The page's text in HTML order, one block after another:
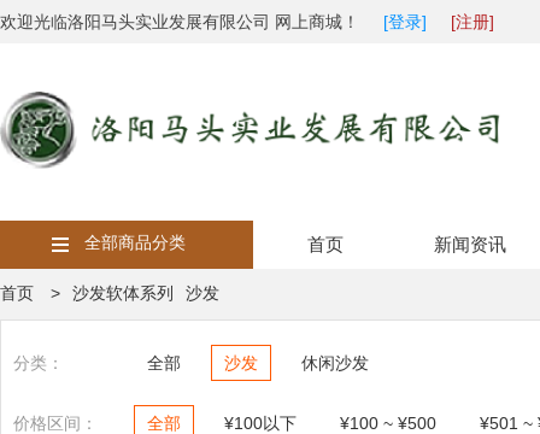
欢迎光临洛阳马头实业发展有限公司 网上商城！ [登录] [注册]
全部商品分类 首页 新闻资讯
首页 > 沙发软体系列 沙发
分类： 全部 沙发 休闲沙发
价格区间： 全部 ¥100以下 ¥100 ~ ¥500 ¥501 ~